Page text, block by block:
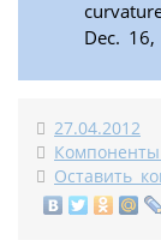
Dec.
27.04.2012
Оставить